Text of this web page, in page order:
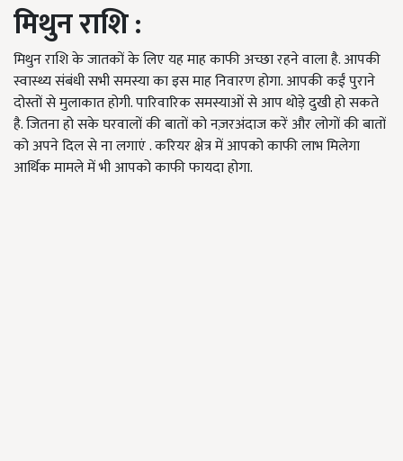
मिथुन राशि:
मिथुन राशि के जातकों के लिए यह माह काफी अच्छा रहने वाला है. आपकी
स्वास्थ्य संबंधी सभी समस्या का इस माह निवारण होगा. आपकी कईं पुराने
दोस्तों से मुलाकात होगी. पारिवारिक समस्याओं से आप थोड़े दुखी हो सकते
है. जितना हो सके घरवालों की बातों को नज़रअंदाज करें और लोगों की बातों
को अपने दिल से ना लगाएं . करियर क्षेत्र में आपको काफी लाभ मिलेगा
आर्थिक मामले में भी आपको काफी फायदा होगा.